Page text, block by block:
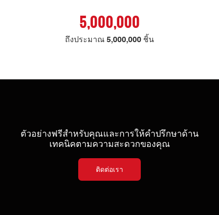
5,000,000
ถึงประมาณ 5,000,000 ชิ้น
ตัวอย่างฟรีสำหรับคุณและการให้คำปรึกษาด้าน
เทคนิคตามความสะดวกของคุณ
ติดต่อเรา